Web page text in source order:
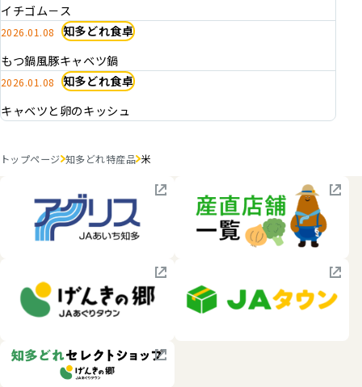
イチゴム－ス
2026.01.08 知多どれ食卓
もつ鍋風豚キャベツ鍋
2026.01.08 知多どれ食卓
キャベツと卵のキッシュ
トップページ 知多どれ特産品 米